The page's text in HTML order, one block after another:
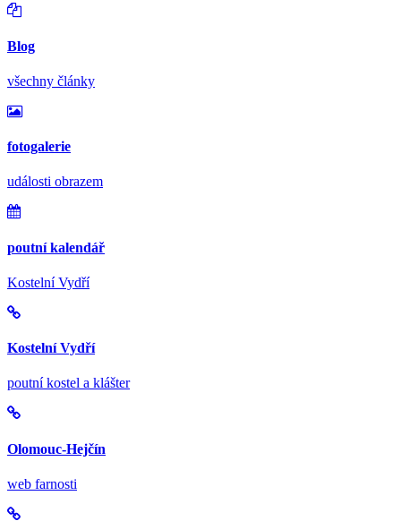
Blog
všechny články
fotogalerie
události obrazem
poutní kalendář
Kostelní Vydří
Kostelní Vydří
poutní kostel a klášter
Olomouc-Hejčín
web farnosti